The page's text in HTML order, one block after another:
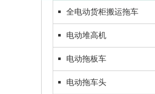
全电动货柜搬运拖车
电动堆高机
电动拖板车
电动拖车头